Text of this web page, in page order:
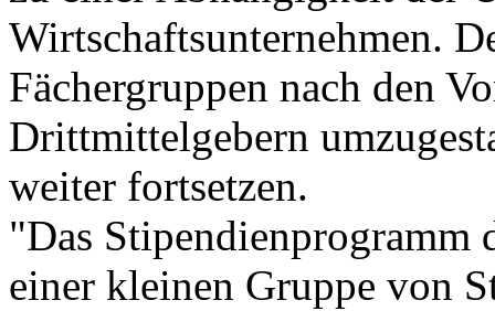
Wirtschaftsunternehmen.
Fächergruppen nach den
Drittmittelgebern
weiter fortsetzen.
"Das
einer kleinen Gruppe von